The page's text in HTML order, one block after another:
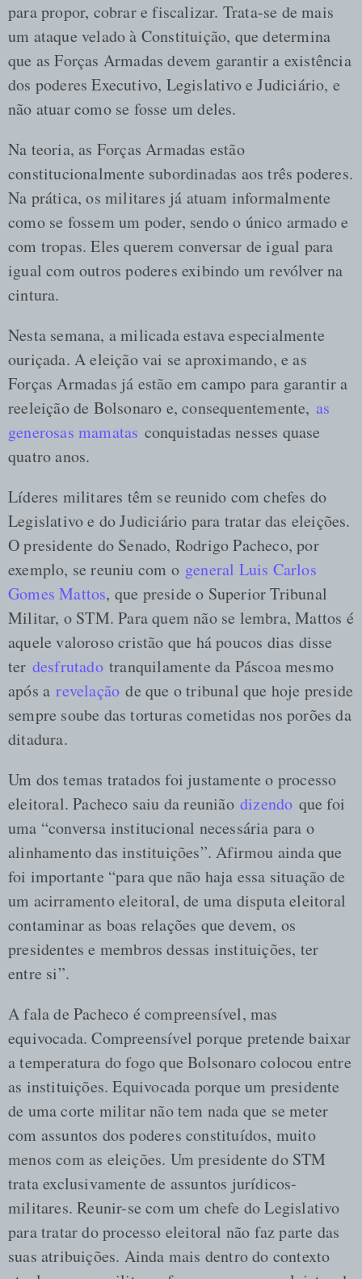
para propor, cobrar e fiscalizar. Trata-se de mais
um ataque velado à Constituição, que determina
que as Forças Armadas devem garantir a existência
dos poderes Executivo, Legislativo e Judiciário, e
não atuar como se fosse um deles.
Na teoria, as Forças Armadas estão
constitucionalmente subordinadas aos três poderes.
Na prática, os militares já atuam informalmente
como se fossem um poder, sendo o único armado e
com tropas. Eles querem conversar de igual para
igual com outros poderes exibindo um revólver na
cintura.
Nesta semana, a milicada estava especialmente
ouriçada. A eleição vai se aproximando, e as
Forças Armadas já estão em campo para garantir a
reeleição de Bolsonaro e, consequentemente, as
generosas mamatas conquistadas nesses quase
quatro anos.
Líderes militares têm se reunido com chefes do
Legislativo e do Judiciário para tratar das eleições.
O presidente do Senado, Rodrigo Pacheco, por
exemplo, se reuniu com ogeneral Luis Carlos
Gomes Mattos, que preside o Superior Tribunal
Militar, o STM. Para quem não se lembra, Mattos é
aquele valoroso cristão que há poucos dias disse
ter desfrutadotranquilamente da Páscoa mesmo
após arevelação de que o tribunal que hoje preside
sempre soube das torturas cometidas nos porões da
ditadura.
Um dos temas tratados foi justamente o processo
eleitoral. Pacheco saiu da reunião dizendo que foi
uma “conversa institucional necessária para o
alinhamento das instituições”. Afirmou ainda que
foi importante “para que não haja essa situação de
um acirramento eleitoral, de uma disputa eleitoral
contaminar as boas relações que devem, os
presidentes e membros dessas instituições, ter
entre si”.
A fala de Pacheco é compreensível, mas
equivocada. Compreensível porque pretende baixar
a temperatura do fogo que Bolsonaro colocou entre
as instituições. Equivocada porque um presidente
de uma corte militar não tem nada que se meter
com assuntos dos poderes constituídos, muito
menos com as eleições. Um presidente do STM
trata exclusivamente de assuntos jurídicos-
militares. Reunir-se com um chefe do Legislativo
para tratar do processo eleitoral não faz parte das
suas atribuições. Ainda mais dentro do contexto